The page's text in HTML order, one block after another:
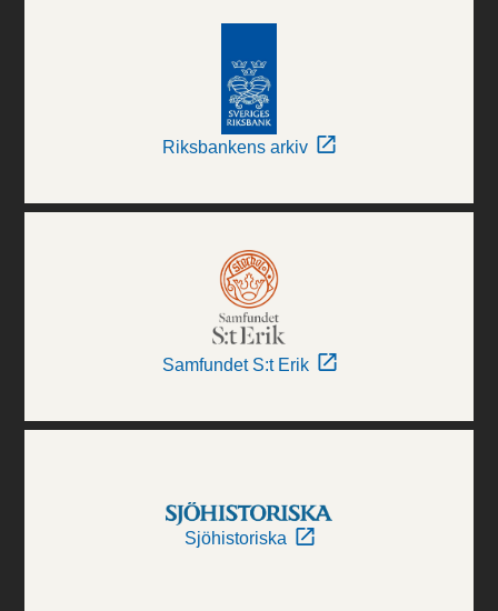
Riksbankens arkiv
Samfundet S:t Erik
Sjöhistoriska